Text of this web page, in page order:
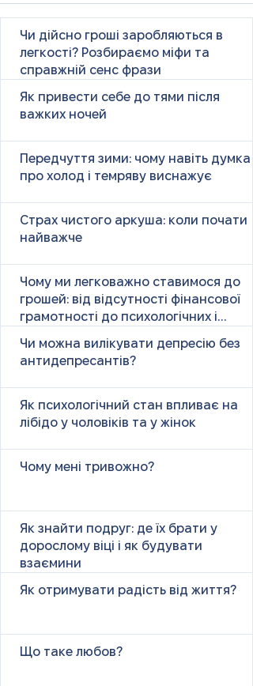
Чи дійсно гроші заробляються в
легкості? Розбираємо міфи та
справжній сенс фрази
Як привести себе до тями після
важких ночей
Передчуття зими: чому навіть думка
про холод і темряву виснажує
Страх чистого аркуша: коли почати
найважче
Чому ми легковажно ставимося до
грошей: від відсутності фінансової
грамотності до психологічних і
Чи можна вилікувати депресію без
антидепресантів?
Як психологічний стан впливає на
лібідо у чоловіків та у жінок
Чому мені тривожно?
Як знайти подруг: де їх брати у
дорослому віці і як будувати
взаємини
Як отримувати радість від життя?
Що таке любов?